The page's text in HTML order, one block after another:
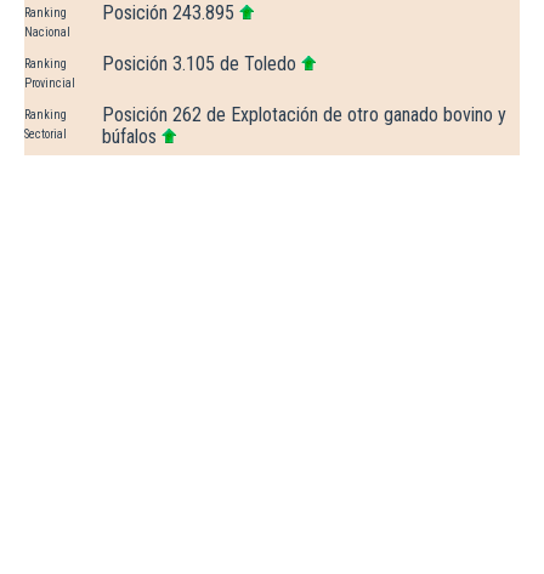
Ranking
Nacional
Posición 243.895
Ranking
Provincial
Posición 3.105 de Toledo
Ranking
Sectorial
Posición 262 de Explotación de otro ganado bovino y
búfalos